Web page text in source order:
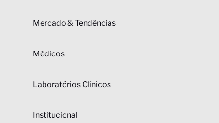
Mercado & Tendências
Médicos
Laboratórios Clínicos
Institucional